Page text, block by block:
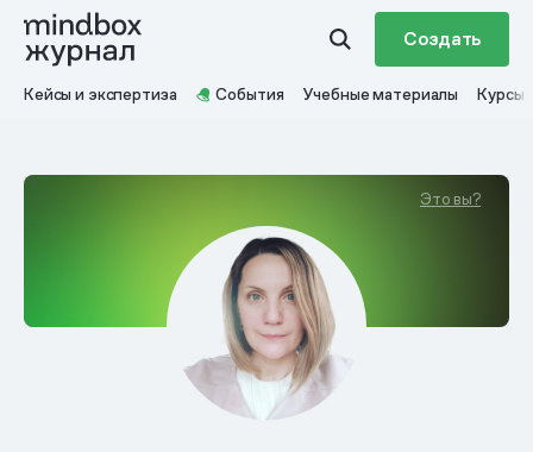
Создать
Кейсы и экспертиза События Учебные материалы Курсы
Это вы?